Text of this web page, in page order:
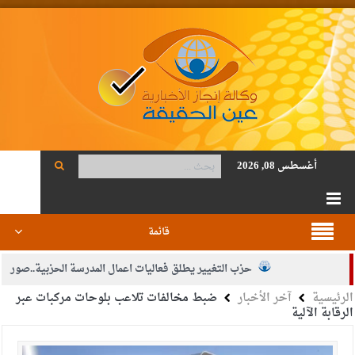
أغسطس 08, 2026
قائمة
حزب التغيير يطلق فعاليات اعمال المدرسة الحزبية..صور
الجيش يفتح باب التجنيد لحملة البكالوريوس في الحقوق والقانون
الرئيسية آخر الأخبار ضبط مخالفات تلاعب بلوحات مركبات عبر
الرقابة الآلية